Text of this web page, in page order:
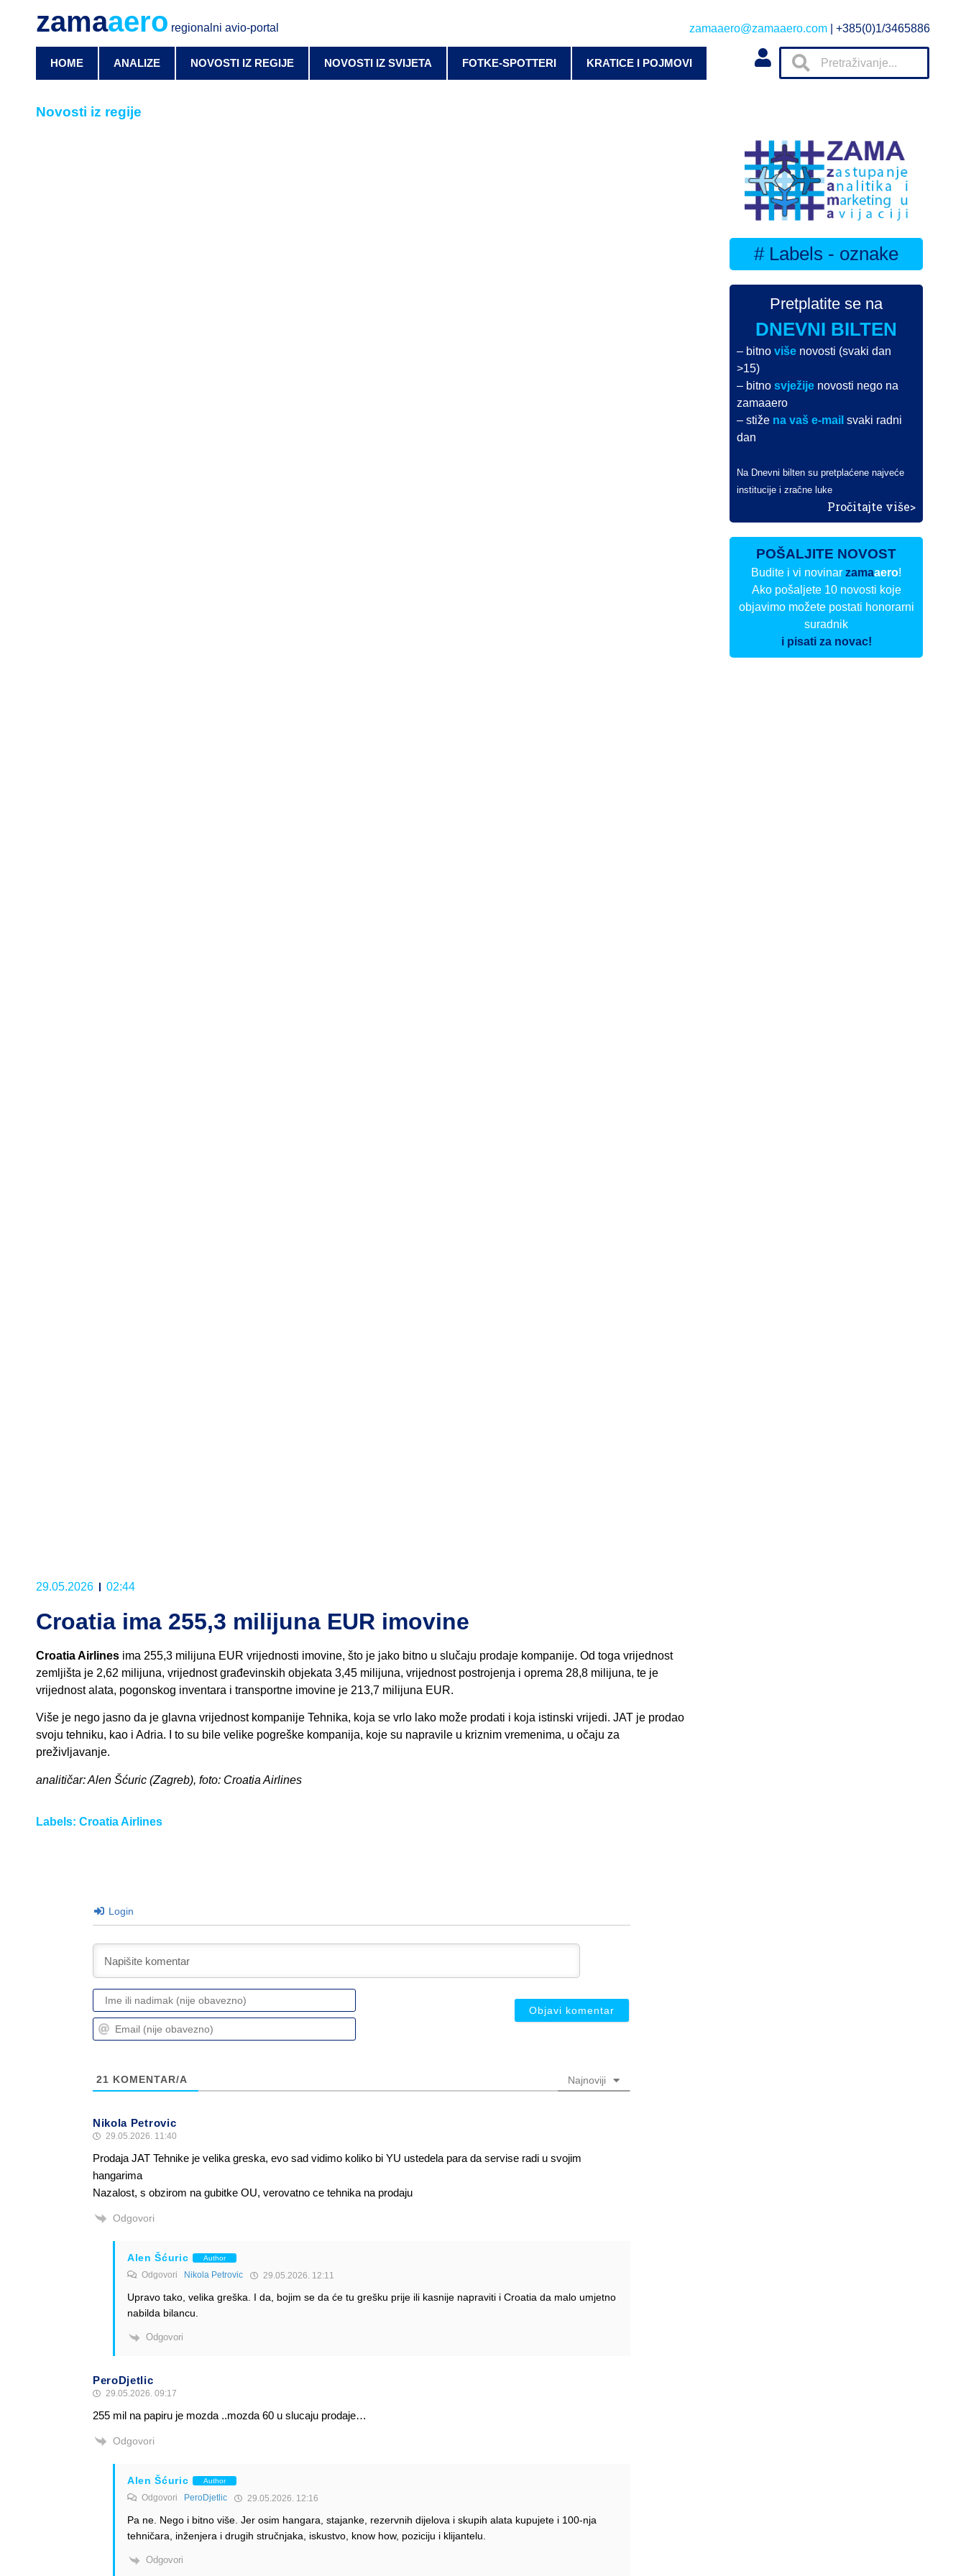
zamaaero regionalni avio-portal zamaaero@zamaaero.com | +385(0)1/3465886
HOME ANALIZE NOVOSTI IZ REGIJE NOVOSTI IZ SVIJETA FOTKE-SPOTTERI KRATICE I POJMOVI
Novosti iz regije
29.05.2026 02:44
Croatia ima 255,3 milijuna EUR imovine
Croatia Airlines ima 255,3 milijuna EUR vrijednosti imovine, što je jako bitno u slučaju prodaje kompanije. Od toga vrijednost
zemljišta je 2,62 milijuna, vrijednost građevinskih objekata 3,45 milijuna, vrijednost postrojenja i oprema 28,8 milijuna, te je
vrijednost alata, pogonskog inventara i transportne imovine je 213,7 milijuna EUR.
Više je nego jasno da je glavna vrijednost kompanije Tehnika, koja se vrlo lako može prodati i koja istinski vrijedi. JAT je prodao
svoju tehniku, kao i Adria. I to su bile velike pogreške kompanija, koje su napravile u kriznim vremenima, u očaju za
preživljavanje.
analitičar: Alen Šćuric (Zagreb), foto: Croatia Airlines
Labels: Croatia Airlines
Login
Ime
ili
nadimak
Email
(nije
21 KOMENTAR/A Najnoviji
Nikola Petrovic
29.05.2026. 11:40
Prodaja JAT Tehnike je velika greska, evo sad vidimo koliko bi YU ustedela para da servise radi u svojim
hangarima
Nazalost, s obzirom na gubitke OU, verovatno ce tehnika na prodaju
Odgovori
Alen Šćuric Author
Odgovori Nikola Petrovic 29.05.2026. 12:11
Upravo tako, velika greška. I da, bojim se da će tu grešku prije ili kasnije napraviti i Croatia da malo umjetno
nabilda bilancu.
Odgovori
PeroDjetlic
29.05.2026. 09:17
255 mil na papiru je mozda ..mozda 60 u slucaju prodaje…
Odgovori
Alen Šćuric Author
Odgovori PeroDjetlic 29.05.2026. 12:16
Pa ne. Nego i bitno više. Jer osim hangara, stajanke, rezervnih dijelova i skupih alata kupujete i 100-nja
tehničara, inženjera i drugih stručnjaka, iskustvo, know how, poziciju i klijantelu.
Odgovori
# Labels - oznake
Pretplatite se na
DNEVNI BILTEN
– bitnoviše novosti (svaki dan
>15)
– bitnosvježije novosti nego na
zamaaero
– stiže na vaš e-mail svaki radni
dan
Na Dnevni bilten su pretplaćene najveće
institucije i zračne luke
Pročitajte više>
POŠALJITE NOVOST
Budite i vi novinarzamaaero!
Ako pošaljete 10 novosti koje
objavimo možete postati honorarni
suradnik
i pisati za novac!